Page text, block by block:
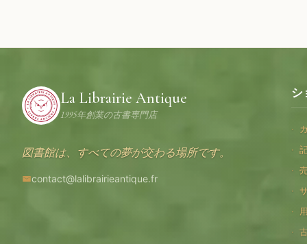
La Librairie Antique
1995年創業の古書専門店
図書館は、すべての夢が交わる場所です。
contact@lalibrairieantique.fr
シ